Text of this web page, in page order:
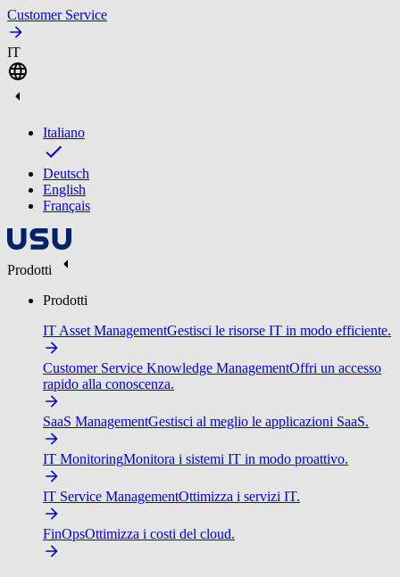
Customer Service
IT
Italiano
Deutsch
English
Français
Prodotti
Prodotti
IT Asset ManagementGestisci le risorse IT in modo efficiente.
Customer Service Knowledge ManagementOffri un accesso
rapido alla conoscenza.
SaaS ManagementGestisci al meglio le applicazioni SaaS.
IT MonitoringMonitora i sistemi IT in modo proattivo.
IT Service ManagementOttimizza i servizi IT.
FinOpsOttimizza i costi del cloud.